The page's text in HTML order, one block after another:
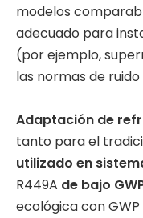
modelos
adecuado para
(por ejemplo,
las normas de
Adaptación de
tanto para el
utilizado en
R449A de bajo
ecológica con